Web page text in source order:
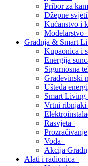
Pribor za
Džepne
Kućanstvo i
Modelarstvo
Gradnja & Smart
Kupaonica i
Energija
Sigurnosna
Građevinski
Ušteda
Smart Living
Vrtni ribnjaki
Rasvjeta
Voda
Akcija
Alati i radionica